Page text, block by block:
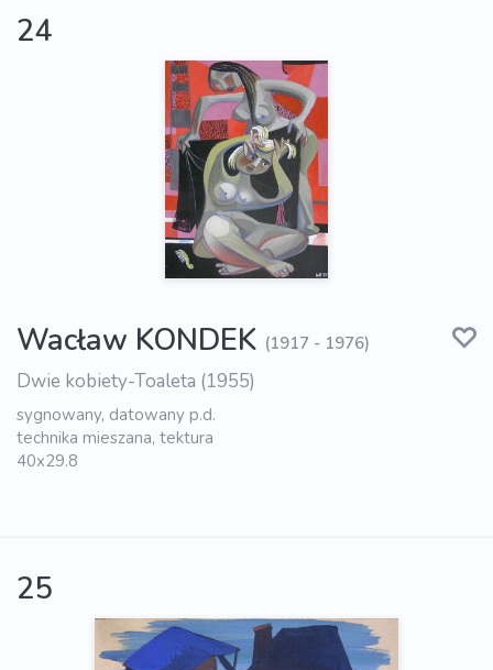
24
Wacław KONDEK (1917 - 1976)
Dwie kobiety-Toaleta (1955)
sygnowany, datowany p.d.
technika mieszana, tektura
40x29.8
25